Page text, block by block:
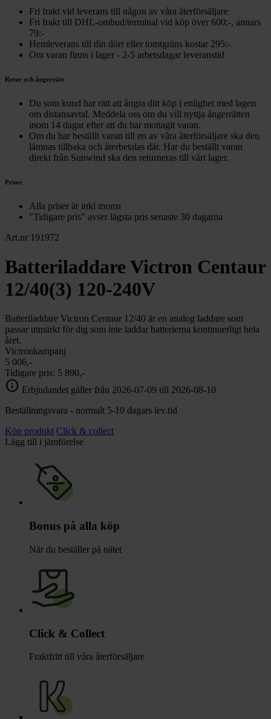
Fri frakt vid leverans till någon av våra återförsäljare
Fri frakt till DHL-ombud/terminal vid köp över 600:-, annars
79:-
Hemleverans till din dörr eller tomtgräns kostar 295:-
Om varan finns i lager - 2-5 arbetsdagar leveranstid
Retur och ångerrätt
Du som kund har rätt att ångra ditt köp i enlighet med lagen
om distansavtal. Meddela oss om du vill nyttja ångerrätten
inom 14 dagar efter att du har mottagit varan.
Om du har beställt varan till en av våra återförsäljare ska den
lämnas tillbaka och återbetalas där. Har du beställt varan
direkt från Sunwind ska den returneras till vårt lager.
Priser
Alla priser är inkl moms
"Tidigare pris" avser lägsta pris senaste 30 dagarna
Art.nr 191972
Batteriladdare Victron Centaur
12/40(3) 120-240V
Batteriladdare Victron Centaur 12/40 är en analog laddare som
passar utmärkt för dig som inte laddar batterierna kontinuerligt hela
året.
Victronkampanj
5 006,-
Tidigare pris: 5 890,-
info Erbjudandet gäller från 2026-07-09 till 2026-08-10
Beställningsvara - normalt 5-10 dagars lev.tid
Köp produkt Click & collect
Lägg till i jämförelse
Bonus på alla köp
När du beställer på nätet
Click & Collect
Fraktfritt till våra återförsäljare